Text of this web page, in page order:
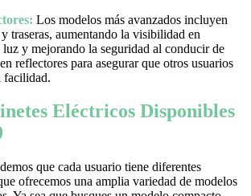
Los modelos más avanzados incluyen
traseras, aumentando la visibilidad en
y mejorando la seguridad al conducir de
reflectores para asegurar que otros usuarios
facilidad.
Eléctricos Disponibles
que cada usuario tiene diferentes
ofrecemos una amplia variedad de modelos